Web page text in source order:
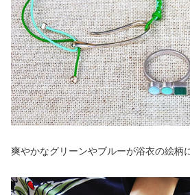
爽やかなグリーンやブルーが浴衣の絵柄